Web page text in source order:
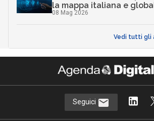
la mappa italiana e
08 Mag 2026
Vedi tutti gli
Seguici